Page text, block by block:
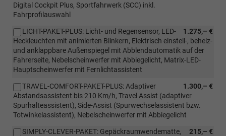
Digital Cockpit Plus, Sportfahrwerk (SCC) inkl.
Fahrprofilauswahl
1.275,– €
LICHT-PAKET-PLUS: Licht- und Regensensor, LED-
Heckleuchten mit animierten Blinkern, Elektrisch einstell-, beheiz-
und anklappbare Außenspiegel mit Abblendautomatik auf der
Fahrerseite, Nebelscheinwerfer mit Abbiegelicht, Matrix-LED-
Hauptscheinwerfer mit Fernlichtassistent
1.300,– €
TRAVEL-COMFORT-PAKET-PLUS: Adaptiver
Abstandsassistent bis 210 Km/h, Travel Assist (adaptiver
Spurhalteassistent), Side-Assist (Spurwechselassistent bzw.
Totwinkelassistent), Nebelscheinwerfer mit Abbiegelicht
215,– €
SIMPLY-CLEVER-PAKET: Gepäckraumwendematte,